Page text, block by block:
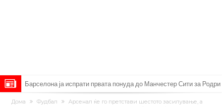
Барселона ја испрати првата понуда до Манчестер Сити за Родри
Манчестер Сити веќе му најде замена на Родри, и тоа во голем
Дома Фудбал
Арсенал ќе го претстави шестото засилување, а